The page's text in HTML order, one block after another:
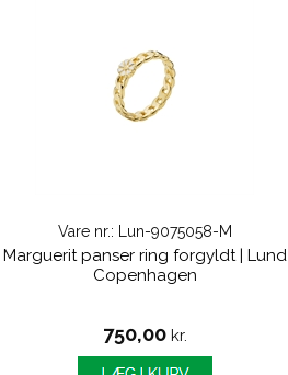
Vare nr.: Lun-9075058-M
Marguerit panser ring forgyldt | Lund
Copenhagen
750,00 kr.